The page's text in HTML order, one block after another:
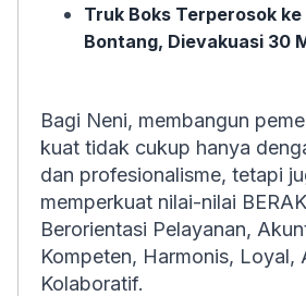
Truk Boks Terperosok
Bontang, Dievakuasi 30
Bagi Neni, membangun
kuat tidak cukup hanya
dan profesionalisme, tetapi
memperkuat nilai-nilai
Berorientasi Pelayanan,
Kompeten, Harmonis, Loyal,
Kolaboratif.